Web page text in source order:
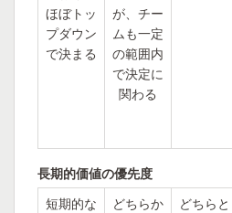
ほぼトッ
プダウン
で決まる
が、チー
ムも一定
の範囲内
で決定に
関わる
長期的価値の優先度
短期的な
どちらか
どちらと